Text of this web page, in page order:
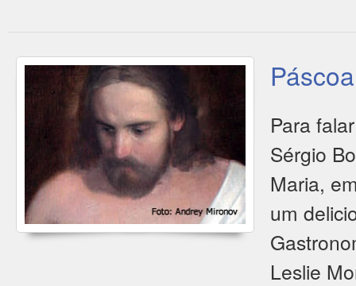
Para
Sérgio
Maria,
um
Leslie